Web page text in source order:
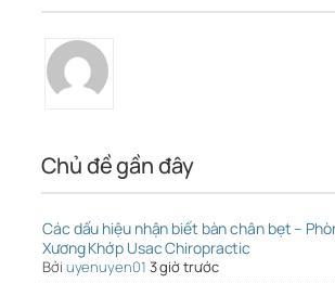
Chủ đề gần đây
Các dấu hiệu nhận biết bàn chân bẹt –
Xương Khớp Usac Chiropractic
Bởi uyenuyen01 3 giờ trước